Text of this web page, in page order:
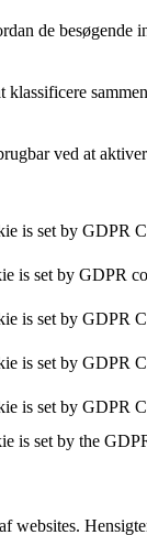
de
ved at
is set by GDPR
is set by GDPR
is set by GDPR
is set by GDPR
is set by GDPR
is set by the
websites.